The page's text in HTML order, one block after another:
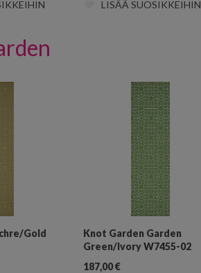
LISÄÄ SUOSIKKEIHIN
Gold
Knot Garden Garden
Green/Ivory W7455-02
187,00€